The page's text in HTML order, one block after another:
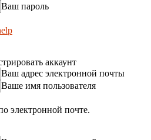
Ваш пароль
аккаунт
Ваш адрес электронной почты
Ваше имя пользователя
электронной почте.